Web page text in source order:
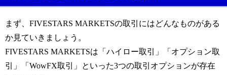
まず、FIVESTARS MARKETSの取引にはどんなものがある
か見ていきましょう。
FIVESTARS MARKETSは「ハイロー取引」「オプション取
引」「WowFX取引」といった3つの取引オプションが存在